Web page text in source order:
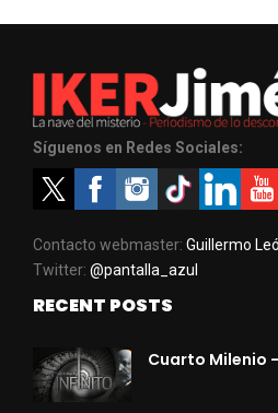
Síguenos en Redes Sociales:
Contacto webmaster: Guillermo
Twitter: @pantalla_azul
RECENT POSTS
Cuarto Milenio